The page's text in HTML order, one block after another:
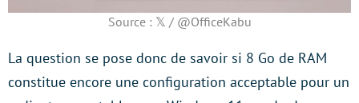
Source : 𝕏 / @OfficeKabu
La question se pose donc de savoir si 8 Go de RAM
constitue encore une configuration acceptable pour un